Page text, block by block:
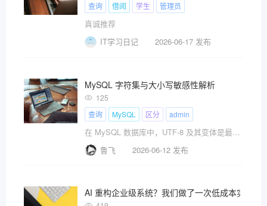
查询
借阅 学生 管理员
真诚推荐
IT学习日记
2026-06-17 发布
MySQL 字符集与大小写敏感性解析
125
查询
MySQL 区分 admin
在 MySQL 数据库中，UTF-8 及其变体是最常用的字符集。
鲁飞
2026-06-12 发布
AI 重构企业级系统？我们做了一次低成本实践